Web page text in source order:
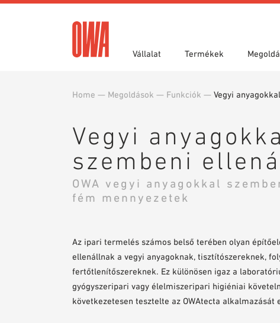
Vállalat
Díjak és kitüntetések Telephelyek
Termékek
Funkciók
Köttségvetés kiírási szövegek Letöltések
Minta megrendelés
Home — Megoldások — Funkciók — Vegyi
Vegyi
szembeni
OWA vegyi anyagokkal
fém mennyezetek
Az ipari termelés számos belső terében olyan
ellenállnak a vegyi anyagoknak, tisztítószereknek,
fertőtlenítőszereknek. Ez különösen igaz a
gyógyszeripari vagy élelmiszeripari higiéniai
következetesen tesztelte az OWAtecta